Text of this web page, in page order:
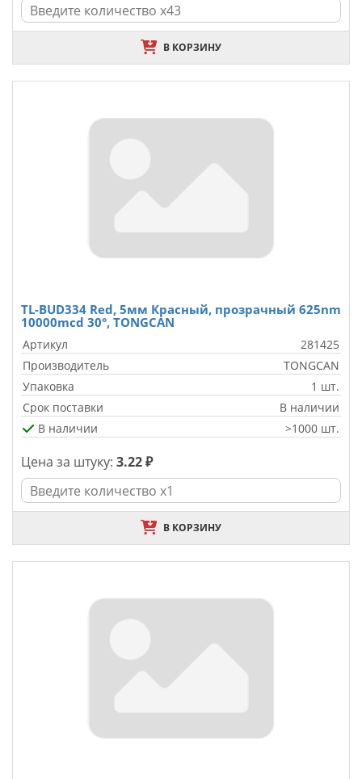
В КОРЗИНУ
TL-BUD334 Red, 5мм Красный, прозрачный 625nm
10000mcd 30°, TONGCAN
Артикул
281425
Производитель
TONGCAN
Упаковка
1 шт.
Срок поставки
В наличии
В наличии
>1000 шт.
Цена за штуку: 3.22 ₽
В КОРЗИНУ